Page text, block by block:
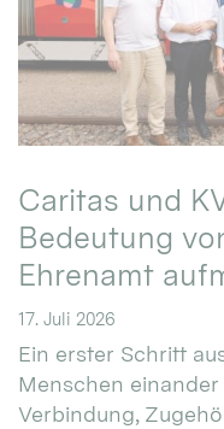
Caritas und
Bedeutung
Ehrenamt
17. Juli 2026
Ein erster Schritt
Menschen
Verbindung,